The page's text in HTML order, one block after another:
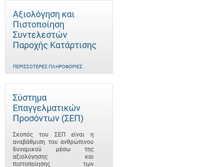
Αξιολόγηση και
Πιστοποίηση
Συντελεστών
Παροχής Κατάρτισης
ΠΕΡΙΣΣΌΤΕΡΕΣ ΠΛΗΡΟΦΟΡΊΕΣ
Σύστημα
Επαγγελματικών
Προσόντων (ΣΕΠ)
Σκοπός του ΣΕΠ είναι η
αναβάθμιση του ανθρώπινου
δυναμικού μέσω της
αξιολόγησης και
πιστοποίησης των